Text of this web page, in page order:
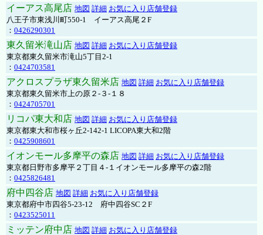
イーアス高尾店 地図 詳細 お気に入り店舗登録
八王子市東浅川町550-1 イーアス高尾２F
： 0426290301
東久留米滝山店 地図 詳細 お気に入り店舗登録
東京都東久留米市滝山5丁目2-1
： 0424703581
アクロスプラザ東久留米店 地図 詳細 お気に入り店舗登録
東京都東久留米市上の原２-３-１８
： 0424705701
リコパ東大和店 地図 詳細 お気に入り店舗登録
東京都東大和市桜ヶ丘2-142-1 LICOPA東大和2階
： 0425908601
イオンモール多摩平の森店 地図 詳細 お気に入り店舗登録
東京都日野市多摩平２丁目４-１イオンモール多摩平の森2階
： 0425826481
府中四谷店 地図 詳細 お気に入り店舗登録
東京都府中市四谷5-23-12 府中四谷SC２F
： 0423525011
ミッテン府中店 地図 詳細 お気に入り店舗登録